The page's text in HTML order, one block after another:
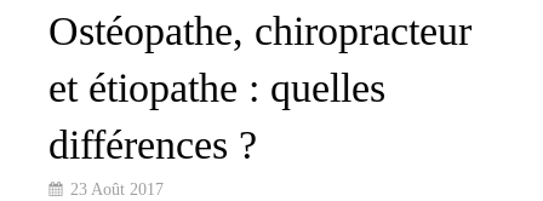
Ostéopathe, chiropracteur
et étiopathe : quelles
différences ?
23 Août 2017